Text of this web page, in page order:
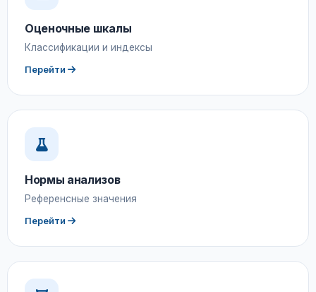
Оценочные шкалы
Классификации и индексы
Перейти
Нормы анализов
Референсные значения
Перейти